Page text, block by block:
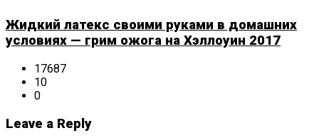
Жидкий латекс своими руками в домашних
условиях — грим ожога на Хэллоуин 2017
17687
10
0
Leave a Reply